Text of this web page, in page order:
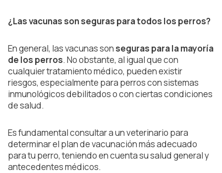
¿Las vacunas son seguras para todos los perros?
En general, las vacunas son seguras para la mayoría
de los perros. No obstante, al igual que con
cualquier tratamiento médico, pueden existir
riesgos, especialmente para perros con sistemas
inmunológicos debilitados o con ciertas condiciones
de salud.
Es fundamental consultar a un veterinario para
determinar el plan de vacunación más adecuado
para tu perro, teniendo en cuenta su salud general y
antecedentes médicos.